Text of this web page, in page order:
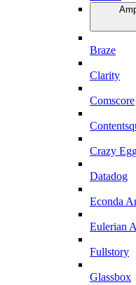
Braze
Clarity
Comscore
Crazy
Datadog
Econda
Eulerian
Fullstory
Glassbox